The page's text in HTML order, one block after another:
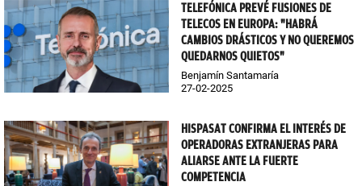
TELEFÓNICA PREVÉ FUSIONES DE
TELECOS EN EUROPA: "HABRÁ
CAMBIOS DRÁSTICOS Y NO QUEREMOS
QUEDARNOS QUIETOS"
Benjamín Santamaría
27-02-2025
HISPASAT CONFIRMA EL INTERÉS DE
OPERADORAS EXTRANJERAS PARA
ALIARSE ANTE LA FUERTE
COMPETENCIA